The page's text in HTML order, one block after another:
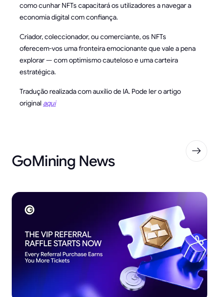
como cunhar NFTs capacitará os utilizadores a navegar a
economia digital com confiança.
Criador, coleccionador, ou comerciante, os NFTs
oferecem-vos uma fronteira emocionante que vale a pena
explorar — com optimismo cauteloso e uma carteira
estratégica.
Tradução realizada com auxílio de IA. Pode ler o artigo
original aqui
GoMining News